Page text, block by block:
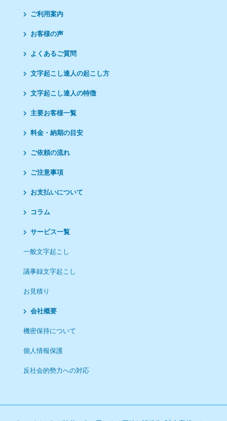
ご利用案内
お客様の声
よくあるご質問
文字起こし達人の起こし方
文字起こし達人の特徴
主要お客様一覧
料金・納期の目安
ご依頼の流れ
ご注意事項
お支払いについて
コラム
サービス一覧
一般文字起こし
議事録文字起こし
お見積り
会社概要
機密保持について
個人情報保護
反社会的勢力への対応